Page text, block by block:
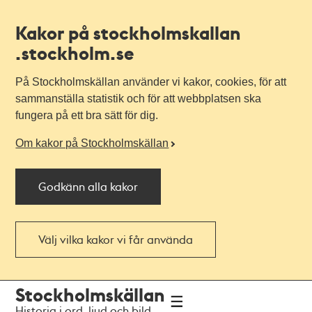
Kakor på stockholmskallan
.stockholm.se
På Stockholmskällan använder vi kakor, cookies, för att
sammanställa statistik och för att webbplatsen ska
fungera på ett bra sätt för dig.
Om kakor på Stockholmskällan
Godkänn alla kakor
Välj vilka kakor vi får använda
navigationen
huvudinnehållet
Stockholmskällan